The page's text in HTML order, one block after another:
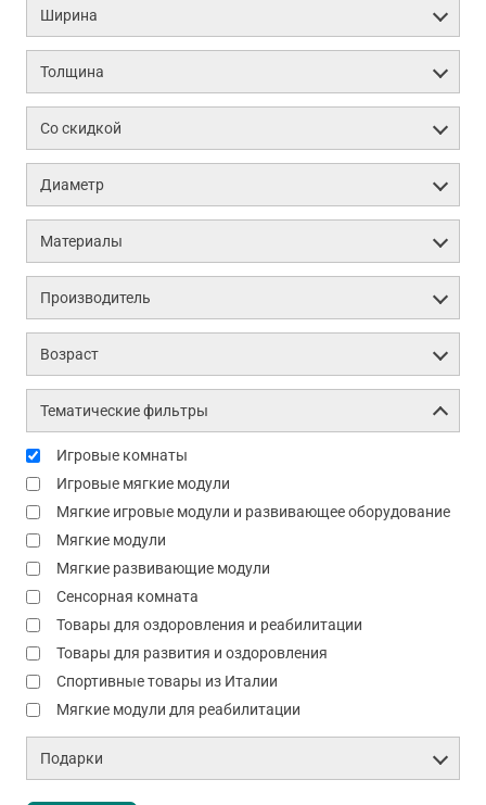
Ширина
Толщина
Со скидкой
Диаметр
Материалы
Производитель
Возраст
Тематические фильтры
Игровые комнаты
Игровые мягкие модули
Мягкие игровые модули и развивающее оборудование
Мягкие модули
Мягкие развивающие модули
Сенсорная комната
Товары для оздоровления и реабилитации
Товары для развития и оздоровления
Спортивные товары из Италии
Мягкие модули для реабилитации
Подарки